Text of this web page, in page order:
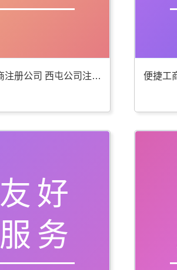
贴心工商注册公司 西屯公司注册服务好
友好
服务